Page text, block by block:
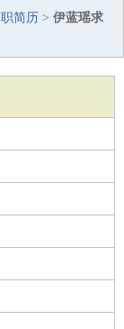
简历 > 伊蓝瑶求